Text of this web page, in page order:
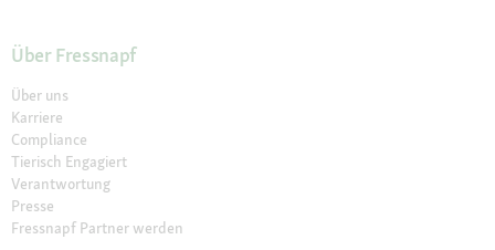
Über Fressnapf
Über uns
Karriere
Compliance
Tierisch Engagiert
Verantwortung
Presse
Fressnapf Partner werden